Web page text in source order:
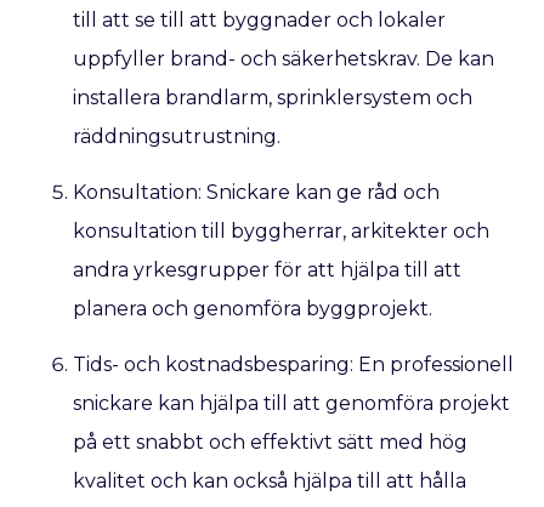
till att se till att byggnader och lokaler
uppfyller brand- och säkerhetskrav. De kan
installera brandlarm, sprinklersystem och
räddningsutrustning.
Konsultation: Snickare kan ge råd och
konsultation till byggherrar, arkitekter och
andra yrkesgrupper för att hjälpa till att
planera och genomföra byggprojekt.
Tids- och kostnadsbesparing: En professionell
snickare kan hjälpa till att genomföra projekt
på ett snabbt och effektivt sätt med hög
kvalitet och kan också hjälpa till att hålla